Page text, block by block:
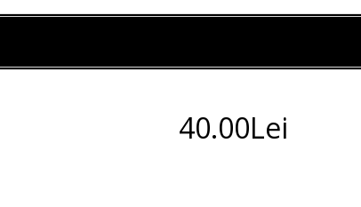
40.00Lei